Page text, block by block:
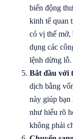
biến động
kinh tế quan
có vị thế mở,
dụng các
lệnh dừng lỗ.
Bắt đầu với
dịch bằng
này giúp bạn
như hiểu rõ
không phải